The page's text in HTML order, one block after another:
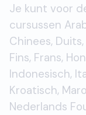
Je kunt voor
cursussen
Chinees, Duits,
Fins, Frans,
Indonesisch,
Kroatisch,
Nederlands